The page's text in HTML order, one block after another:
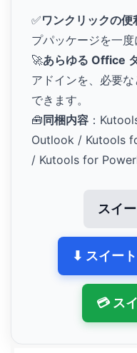
✅ワンクリックの便
プパッケージを一度
🚀あらゆる Office
アドインを、必要
できます。
🧰 同梱内容 ：
Outlook / Kutools
/ Kutools for
スイ
⬇ スイー
💳 ス